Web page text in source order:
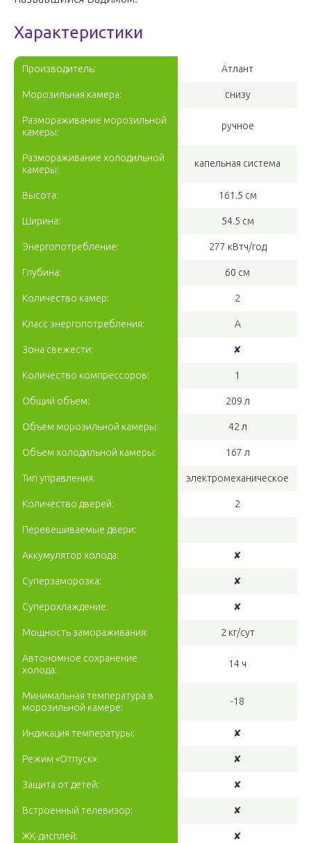
Характеристики
Производитель: Атлант
Морозильная камера: снизу
Размораживание морозильной
камеры:
ручное
Размораживание холодильной
камеры:
капельная система
Высота: 161.5 см
Ширина: 54.5 см
Энергопотребление: 277 кВтч/год
Глубина: 60 см
Количество камер: 2
Класс энергопотребления: A
Зона свежести: ✘
Количество компрессоров: 1
Общий объем: 209 л
Объем морозильной камеры: 42 л
Объем холодильной камеры: 167 л
Тип управления: электромеханическое
Количество дверей: 2
Перевешиваемые двери:
Аккумулятор холода: ✘
Суперзаморозка: ✘
Суперохлаждение: ✘
Мощность замораживания: 2 кг/сут
Автономное сохранение
холода:
14 ч
Минимальная температура в
морозильной камере:
-18
Индикация температуры: ✘
Режим «Отпуск»: ✘
Защита от детей: ✘
Встроенный телевизор: ✘
ЖК-дисплей: ✘